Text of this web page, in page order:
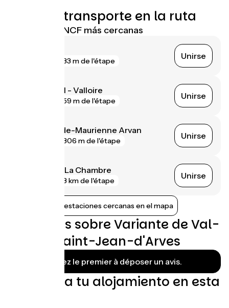
Trenes y transporte en la ruta
Estaciones SNCF más cercanas
33 m de l'étape Unirse
Saint-Michel - Valloire
59 m de l'étape Unirse
Saint-Jean-de-Maurienne Arvan
306 m de l'étape Unirse
Saint-Avre - La Chambre
3 km de l'étape Unirse
Mostrar las estaciones cercanas en el mapa
Opiniones sobre Variante de Val-
Cenis / Saint-Jean-d'Arves
Soyez le premier à déposer un avis.
Encuentra tu alojamiento en esta